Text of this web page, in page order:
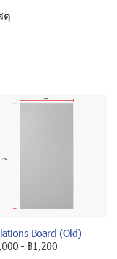
ดุ
Board (Old)
- ฿1,200